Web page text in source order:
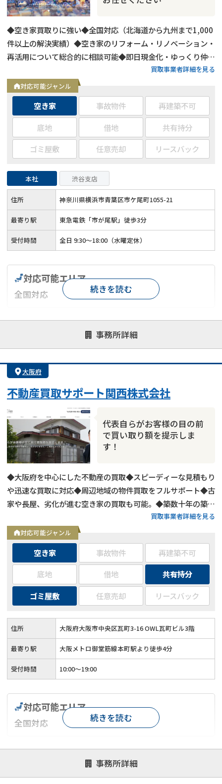
◆空き家買取りに強い◆全国対応（北海道から九州まで1,000
件以上の解決実績）◆空き家のリフォーム・リノベーション・
再活用について総合的に相談可能◆即日現金化・ゆっくり仲介
販売どちらも対応可◆約400名の士業パートナーと連携
買取事業者詳細を見る
対応可能ジャンル
空き家 事故物件
再建築不可
底地
借地
共有持分
ゴミ屋敷
任意売却 リースバック
本社 渋谷支店
住所 神奈川県横浜市青葉区市ケ尾町1055-21
最寄り駅 東急電鉄「市が尾駅」徒歩3分
受付時間 全日 9:30～18:00（水曜定休）
事務所詳細
対応可能エリア
全国対応
対応が親身 オンライン面談可能
レスポンスが早い
1億円以上の買取可
続きを読む
大阪府
不動産買取サポート関西株式会社
代表自らがお客様の目の前
で買い取り額を提示しま
す！
◆大阪府を中心にした不動産の買取◆スピーディーな見積もり
や迅速な買取に対応◆周辺地域の物件買取をフルサポート◆古
家や長屋、劣化が進む空き家の買取も可能。◆築数十年の築古
物件や心理的瑕疵物件の買取もOK◆お客様第一主義で取り組
む買取
買取事業者詳細を見る
対応可能ジャンル
空き家 事故物件
再建築不可
底地
借地
共有持分
ゴミ屋敷
任意売却 リースバック
住所 大阪府大阪市中央区瓦町3-16 OWL瓦町ビル3階
最寄り駅 大阪メトロ御堂筋線本町駅より徒歩4分
受付時間 10:00～19:00
事務所詳細
対応可能エリア
全国対応
対応が親身 オンライン面談可能
レスポンスが早い
1億円以上の買取可
続きを読む